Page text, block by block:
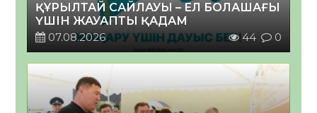
ҚҰРЫЛТАЙ САЙЛАУЫ – ЕЛ БОЛАШАҒЫ
ҮШІН ЖАУАПТЫ ҚАДАМ
07.08.2026
44 0